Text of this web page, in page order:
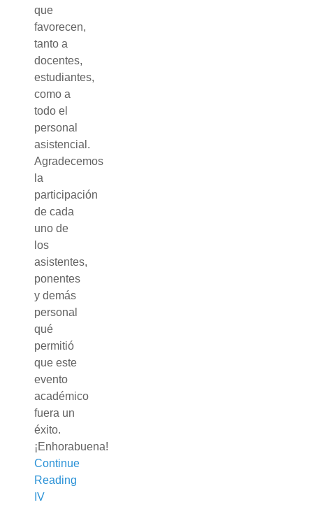
que
favorecen,
tanto a
docentes,
estudiantes,
como a
todo el
personal
asistencial.
Agradecemos
la
participación
de cada
uno de
los
asistentes,
ponentes
y demás
personal
qué
permitió
que este
evento
académico
fuera un
éxito.
¡Enhorabuena!
Continue
Reading
IV